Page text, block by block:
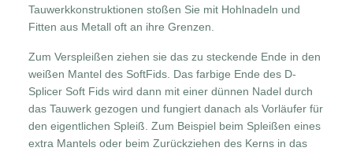
Tauwerkkonstruktionen stoßen Sie mit Hohlnadeln und
Fitten aus Metall oft an ihre Grenzen.
Zum Verspleißen ziehen sie das zu steckende Ende in den
weißen Mantel des SoftFids. Das farbige Ende des D-
Splicer Soft Fids wird dann mit einer dünnen Nadel durch
das Tauwerk gezogen und fungiert danach als Vorläufer für
den eigentlichen Spleiß. Zum Beispiel beim Spleißen eines
extra Mantels oder beim Zurückziehen des Kerns in das